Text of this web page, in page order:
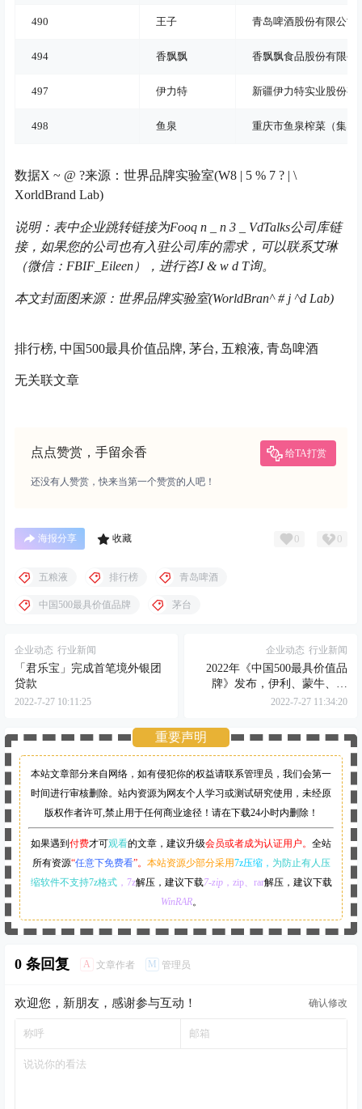
490 王子 青岛啤酒股份有限公司
494 香飘飘 香飘飘食品股份有限公
497 伊力特 新疆伊力特实业股份有
498 鱼泉 重庆市鱼泉榨菜（集团
数据X ~ @ ?来源：世界品牌实验室(W8 | 5 % 7 ? | \
XorldBrand Lab)
说明：表中企业跳转链接为Fooq n _ n 3 _ VdTalks公司库链
接，如果您的公司也有入驻公司库的需求，可以联系艾琳
（微信：FBIF_Eileen），进行咨J & w d T询。
本文封面图来源：世界品牌实验室(WorldBran^ # j ^d Lab)
排行榜, 中国500最具价值品牌, 茅台, 五粮液, 青岛啤酒
无关联文章
点点赞赏，手留余香 给TA打赏
还没有人赞赏，快来当第一个赞赏的人吧！
海报分享 收藏 0 0
五粮液 排行榜 青岛啤酒
中国500最具价值品牌 茅台
企业动态 行业新闻
「君乐宝」完成首笔境外银团
贷款
2022-7-27 10:11:25
企业动态 行业新闻
2022年《中国500最具价值品
牌》发布，伊利、蒙牛、光
明、飞鹤等乳制品品牌排名发
2022-7-27 11:34:20
重要声明
本站文章部分来自网络，如有侵犯你的权益请联系管理员， 我们会第一
时间进行审核删除。站内资源为网友个人学习或测试研究使用，未经原
版权作者许可,禁止用于任何商业途径！请在下载24小时内删除！
如果遇到 付费才可观看的文章，建议升级会员或者成为认证用户。 全站
所有资源“任意下免费看”。 本站资源少部分采用7z压缩， 为防止有人压
缩软件不支持7z格式，7z解压，建议下载7-zip，zip、rar解压，建议下载
WinRAR。
0 条回复 A 文章作者 M 管理员
欢迎您，新朋友，感谢参与互动！ 确认修改